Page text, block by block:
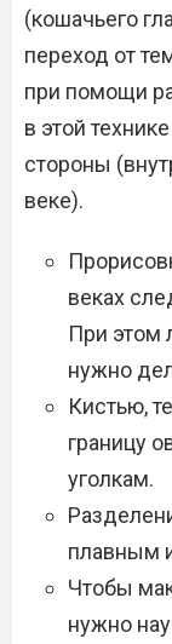
(кошачьего
переход от
при помощи
в этой
стороны
веке).
веках
При этом
нужно
Кистью,
границу
уголкам.
плавным
Чтобы
нужно